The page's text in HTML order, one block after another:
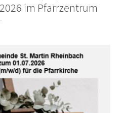
im Pfarrzentrum